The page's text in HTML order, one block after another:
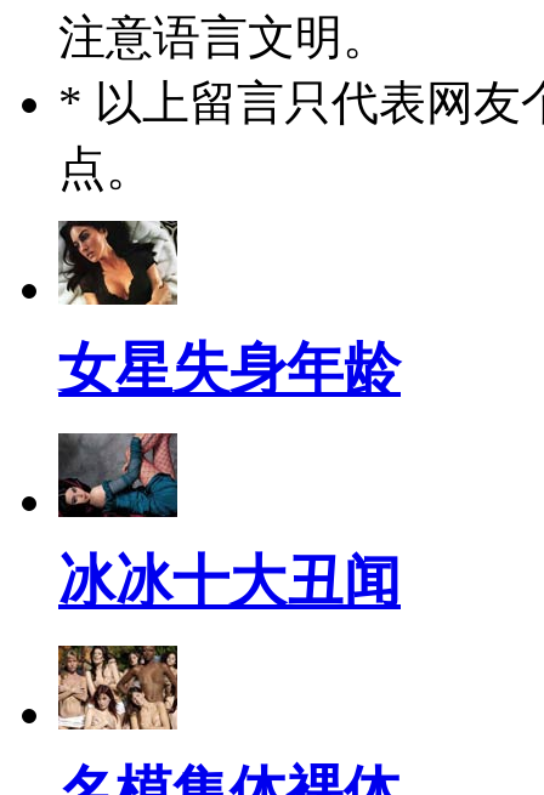
注意语言文明。
* 以上留言只代表网友
点。
女星失身年龄
冰冰十大丑闻